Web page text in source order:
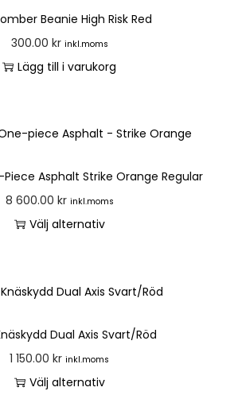
Beanie High Risk Red
300.00 kr inkl.moms
Lägg till i varukorg
Piece Asphalt Strike Orange Regular
8 600.00 kr inkl.moms
Välj alternativ
Dual Axis Svart/Röd
1 150.00kr inkl.moms
Välj alternativ